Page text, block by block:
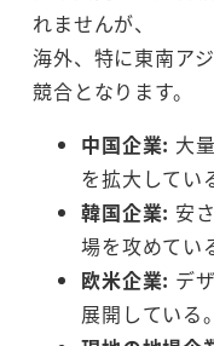
れませんが、
海外、特に東南ア
競合となります。
中国企業: 大
を拡大してい
韓国企業: 安
場を攻めてい
欧米企業: デ
展開している。